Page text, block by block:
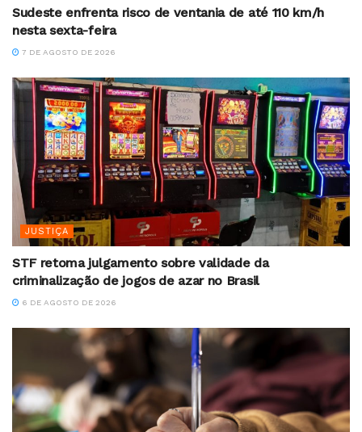
Sudeste enfrenta risco de ventania de até 110 km/h
nesta sexta-feira
7 DE AGOSTO DE 2026
JUSTIÇA
STF retoma julgamento sobre validade da
criminalização de jogos de azar no Brasil
6 DE AGOSTO DE 2026